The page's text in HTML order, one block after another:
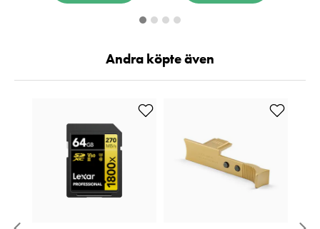
Andra köpte även